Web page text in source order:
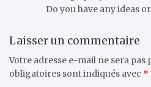
Do you have any ideas
Laisser un commentaire
Votre adresse e-mail ne sera pas
obligatoires sont indiqués avec *